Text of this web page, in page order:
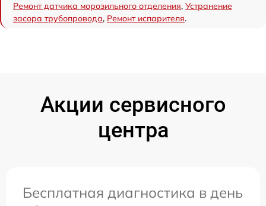
Ремонт датчика морозильного отделения, Устранение
засора трубопровода, Ремонт испарителя.
Акции сервисного
центра
Бесплатная диагностика в день